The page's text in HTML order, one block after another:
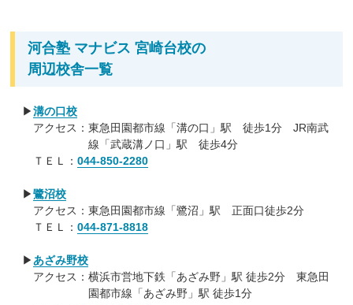
の中から、自分に必要な講座を受講できるので、無駄な
受講時間はありません。使用するテキストは、河合塾の
精鋭講師陣が最新の入試問題・模試データを反映して作
4. 1対1の対話で授業の理解を深めるアドバイスタイム
受け身の学習では、学力は伸ばせません。マナビスで
は、毎授業後にアドバイザーのフォローのもと、
ム」
インプットした知識を整理して自分の言葉にすること
で、わかったつもりになっていた部分が明確に。入試に
5.スケジュールにあわせて、自分のペースで学べる
マナビスに時間割はありません。 自分のスケジュールに
河合塾 マナビス 宮崎台校の
周辺校舎一覧
▶溝の口校
アクセス：東急田園都市線「溝の口」駅 徒歩1分 JR南武
線「武蔵溝ノ口」駅 徒歩4分
ＴＥＬ：044-850-2280
▶鷺沼校
アクセス：東急田園都市線「鷺沼」駅 正面口徒歩2分
ＴＥＬ：044-871-8818
▶ あざみ野校
アクセス：横浜市営地下鉄「あざみ野」駅 徒歩2分 東急田
園都市線「あざみ野」駅 徒歩1分